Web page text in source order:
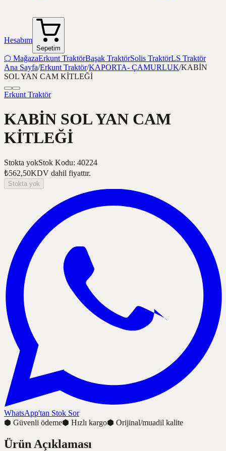
Hesabım
Sepetim
⬡ MağazaErkunt TraktörBaşak TraktörSolis TraktörLS Traktör
Ana Sayfa/Erkunt Traktör/KAPORTA- ÇAMURLUK/KABİN
SOL YAN CAM KİTLEĞİ
Erkunt Traktör
KABİN SOL YAN CAM
KİTLEĞİ
Stokta yokStok Kodu: 40224
₺562,50KDV dahil fiyattır.
Stokta yok
WhatsApp'tan Stok Sor
⬢ Güvenli ödeme⬢ Hızlı kargo⬢ Orijinal/muadil kalite
Ürün Açıklaması